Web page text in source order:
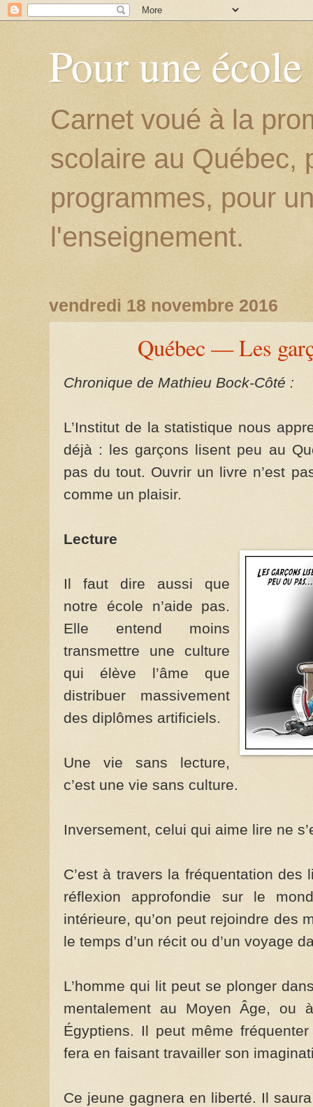
Pour une
Carnet voué à la
scolaire au Québec,
programmes, pour
l'enseignement.
vendredi 18 novembre 2016
Québec — Les
Chronique de Mathieu Bock-Côté :
L’Institut de la statistique nous
déjà : les garçons lisent peu au
pas du tout. Ouvrir un livre n’est
comme un plaisir.
Lecture
Il faut dire aussi que
notre école n’aide pas.
Elle entend moins
transmettre une culture
qui élève l’âme que
distribuer massivement
des diplômes artificiels.
Une vie sans lecture,
c’est une vie sans culture.
Inversement, celui qui aime lire ne
C’est à travers la fréquentation des
réflexion­­ approfondie sur le
intérieure, qu’on peut rejoindre des
le temps d’un récit ou d’un voyage
L’homme qui lit peut se plonger
mentalement au Moyen Âge, ou
Égyptiens. Il peut même
fera en faisant travailler son
Ce jeune gagnera en liberté. Il